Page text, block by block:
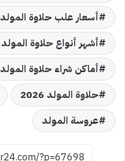
أسعار علب حلاوة المولد
أشهر أنواع حلاوة المولد
أماكن شراء حلاوة المولد
حلاوة المولد 2026
عروسة المولد